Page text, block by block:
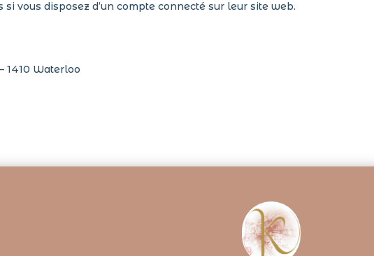
si vous disposez d’un compte connecté sur leur site web.
1410 Waterloo